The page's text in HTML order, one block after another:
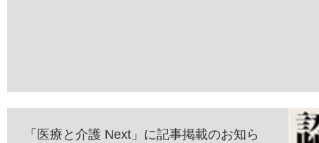
「医療と介護 Next」に記事掲載のお知ら